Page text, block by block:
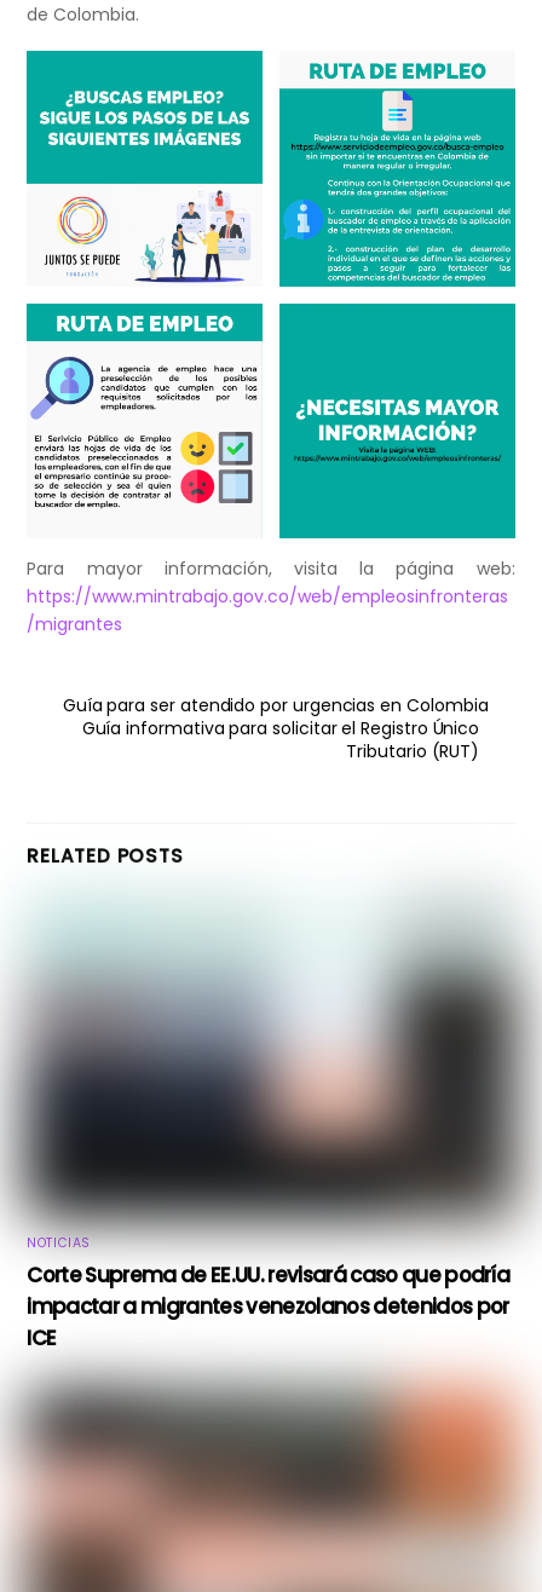
de Colombia.
Para mayor información, visita la página web:
https://www.mintrabajo.gov.co/web/empleosinfronteras
/migrantes
Guía para ser atendido por urgencias en Colombia
Guía informativa para solicitar el Registro Único
Tributario (RUT)
RELATED POSTS
NOTICIAS
Corte Suprema de EE.UU. revisará caso que podría
impactar a migrantes venezolanos detenidos por
ICE